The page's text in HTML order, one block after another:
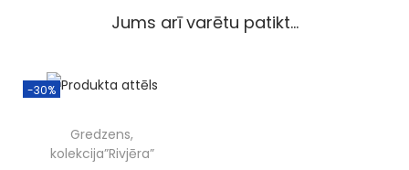
Jums arī varētu patikt…
-30%
Gredzens,
kolekcija”Rivjēra”